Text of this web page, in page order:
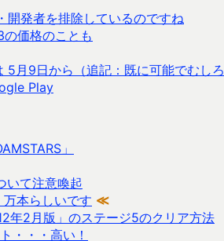
発者を排除しているのですね
価格のことも
9日から（追記：既に可能でむしろ
Play
」
いて注意喚起
本らしいです ≪
年2月版」のステージ5のクリア方法
・・・高い！